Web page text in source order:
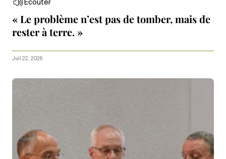
Écouter
« Le problème n’est pas de tomber, mais de
rester à terre. »
Juli 22, 2026